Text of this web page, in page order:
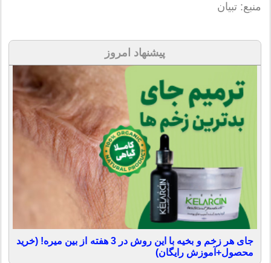
منبع: تبیان
پیشنهاد امروز
جای هر زخم و بخیه با این روش در 3 هفته از بین میره! (خرید
محصول+آموزش رایگان)